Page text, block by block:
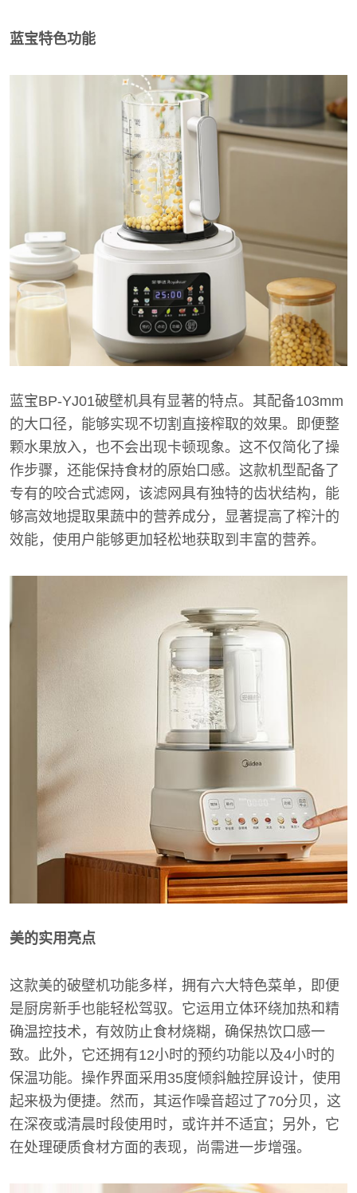
蓝宝特色功能
蓝宝BP-YJ01破壁机具有显著的特点。其配备103mm
的大口径，能够实现不切割直接榨取的效果。即便整
颗水果放入，也不会出现卡顿现象。这不仅简化了操
作步骤，还能保持食材的原始口感。这款机型配备了
专有的咬合式滤网，该滤网具有独特的齿状结构，能
够高效地提取果蔬中的营养成分，显著提高了榨汁的
效能，使用户能够更加轻松地获取到丰富的营养。
美的实用亮点
这款美的破壁机功能多样，拥有六大特色菜单，即便
是厨房新手也能轻松驾驭。它运用立体环绕加热和精
确温控技术，有效防止食材烧糊，确保热饮口感一
致。此外，它还拥有12小时的预约功能以及4小时的
保温功能。操作界面采用35度倾斜触控屏设计，使用
起来极为便捷。然而，其运作噪音超过了70分贝，这
在深夜或清晨时段使用时，或许并不适宜；另外，它
在处理硬质食材方面的表现，尚需进一步增强。